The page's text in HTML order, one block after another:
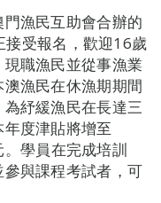
漁民互助會合辦的
接受報名，歡迎16歲
職漁民並從事漁業
漁民在休漁期期間
紓緩漁民在長達三
度津貼將增至
學員在完成培訓
與課程考試者，可